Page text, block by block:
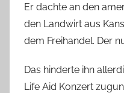
Er dachte an den
den Landwirt aus
dem Freihandel. Der
Das hinderte ihn
Life Aid Konzert